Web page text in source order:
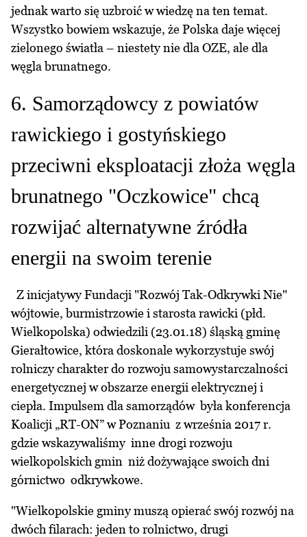
jednak warto się uzbroić w wiedzę na ten temat.
Wszystko bowiem wskazuje, że Polska daje więcej
zielonego światła – niestety nie dla OZE, ale dla
węgla brunatnego.
6. Samorządowcy z powiatów
rawickiego i gostyńskiego
przeciwni eksploatacji złoża węgla
brunatnego "Oczkowice" chcą
rozwijać alternatywne źródła
energii na swoim terenie
Z inicjatywy Fundacji "Rozwój Tak-Odkrywki Nie"
wójtowie, burmistrzowie i starosta rawicki (płd.
Wielkopolska) odwiedzili (23.01.18) śląską gminę
Gierałtowice, która doskonale wykorzystuje swój
rolniczy charakter do rozwoju samowystarczalności
energetycznej w obszarze energii elektrycznej i
ciepła. Impulsem dla samorządów była konferencja
Koalicji „RT-ON” w Poznaniu z września 2017 r.
gdzie wskazywaliśmy inne drogi rozwoju
wielkopolskich gmin niż dożywające swoich dni
górnictwo odkrywkowe.
"Wielkopolskie gminy muszą opierać swój rozwój na
dwóch filarach: jeden to rolnictwo, drugi